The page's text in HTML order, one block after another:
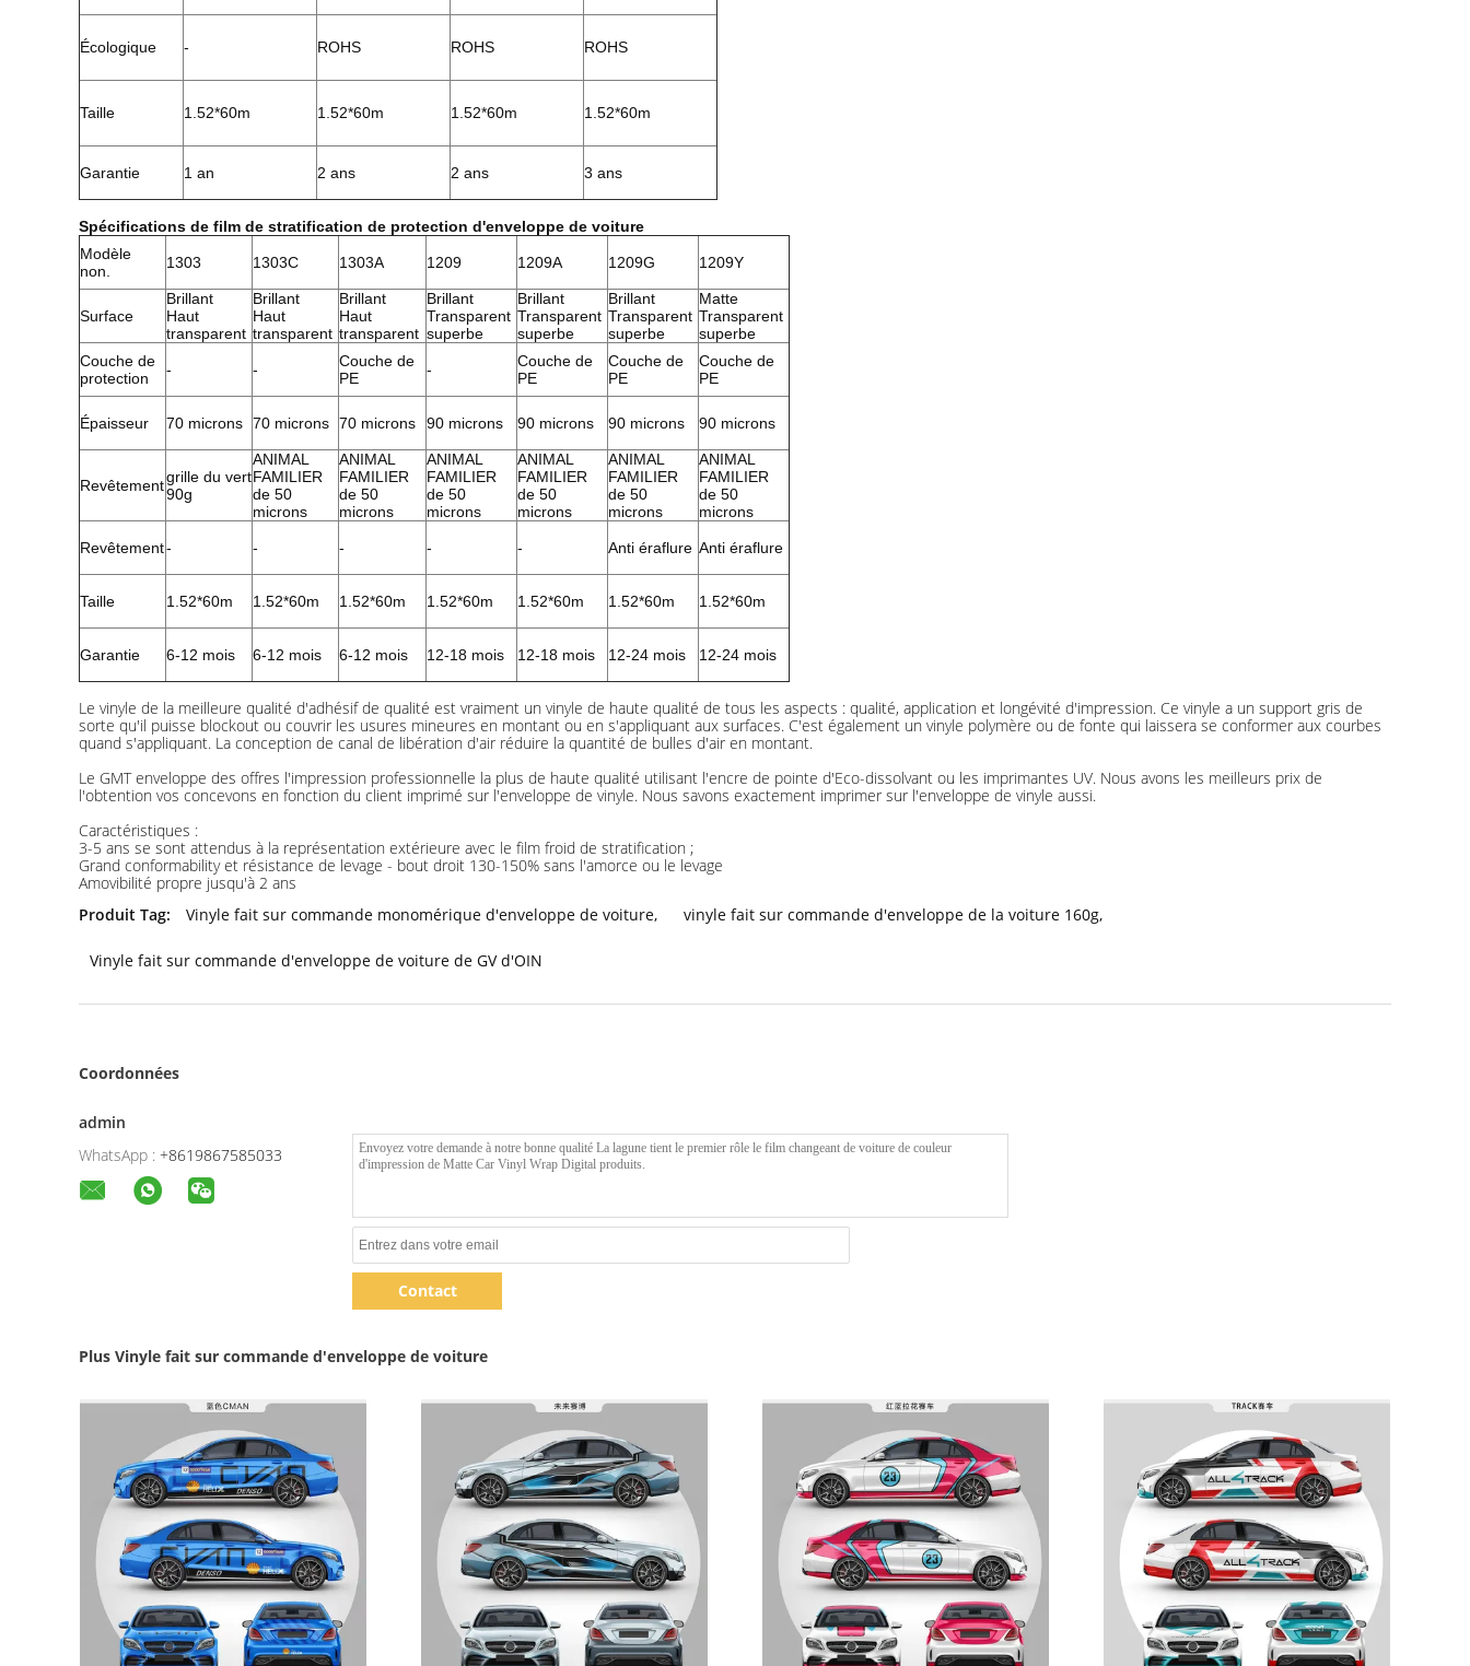
Écologique - ROHS ROHS ROHS
Taille 1.52*60m 1.52*60m 1.52*60m 1.52*60m
Garantie 1 an 2 ans 2 ans 3 ans
Spécifications de film de stratification de protection d'enveloppe de voiture
Modèle
non.
1303 1303C 1303A 1209 1209A 1209G 1209Y
Surface
Brillant
Haut
transparent
Brillant
Haut
transparent
Brillant
Haut
transparent
Brillant
Transparent
superbe
Brillant
Transparent
superbe
Brillant
Transparent
superbe
Matte
Transparent
superbe
Couche de
protection
- -
Couche de
PE
-
Couche de
PE
Couche de
PE
Couche de
PE
Épaisseur 70 microns 70 microns 70 microns 90 microns 90 microns 90 microns 90 microns
Revêtementgrille du vert
90g
ANIMAL
FAMILIER
de 50
microns
ANIMAL
FAMILIER
de 50
microns
ANIMAL
FAMILIER
de 50
microns
ANIMAL
FAMILIER
de 50
microns
ANIMAL
FAMILIER
de 50
microns
ANIMAL
FAMILIER
de 50
microns
Revêtement- - - - - Anti éraflure Anti éraflure
Taille 1.52*60m 1.52*60m 1.52*60m 1.52*60m 1.52*60m 1.52*60m 1.52*60m
Garantie 6-12 mois 6-12 mois 6-12 mois 12-18 mois 12-18 mois 12-24 mois 12-24 mois
Le vinyle de la meilleure qualité d'adhésif de qualité est vraiment un vinyle de haute qualité de tous les aspects : qualité, application et longévité d'impression. Ce vinyle a un support gris de
sorte qu'il puisse blockout ou couvrir les usures mineures en montant ou en s'appliquant aux surfaces. C'est également un vinyle polymère ou de fonte qui laissera se conformer aux courbes
quand s'appliquant. La conception de canal de libération d'air réduire la quantité de bulles d'air en montant.
Le GMT enveloppe des offres l'impression professionnelle la plus de haute qualité utilisant l'encre de pointe d'Eco-dissolvant ou les imprimantes UV. Nous avons les meilleurs prix de
l'obtention vos concevons en fonction du client imprimé sur l'enveloppe de vinyle. Nous savons exactement imprimer sur l'enveloppe de vinyle aussi.
Caractéristiques :
3-5 ans se sont attendus à la représentation extérieure avec le film froid de stratification ;
Grand conformability et résistance de levage - bout droit 130-150% sans l'amorce ou le levage
Amovibilité propre jusqu'à 2 ans
Produit Tag:
Vinyle fait sur commande monomérique d'enveloppe de voiture, vinyle fait sur commande d'enveloppe de la voiture 160g,
Vinyle fait sur commande d'enveloppe de voiture de GV d'OIN
Coordonnées
admin
WhatsApp : +8619867585033
Contact
Plus Vinyle fait sur commande d'enveloppe de voiture